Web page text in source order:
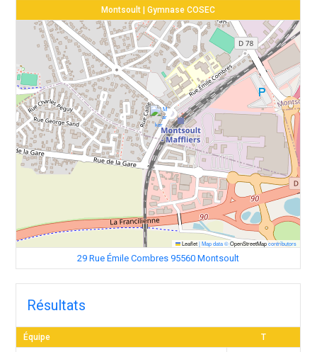
Montsoult | Gymnase COSEC
Leaflet |Map data ©OpenStreetMapcontributors
29 Rue Émile Combres 95560 Montsoult
Résultats
Équipe T